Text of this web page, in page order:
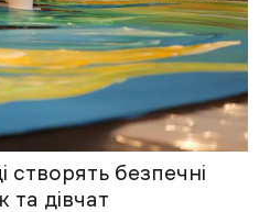
створять безпечні
та дівчат